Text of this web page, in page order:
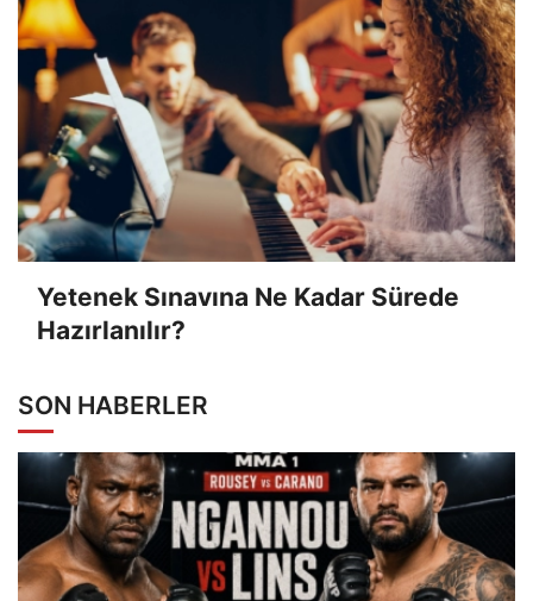
Yetenek Sınavına Ne Kadar Sürede
Hazırlanılır?
SON HABERLER